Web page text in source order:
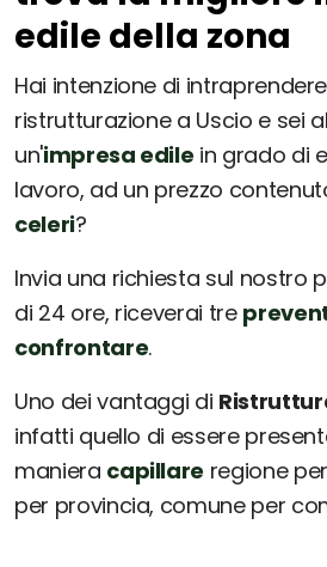
edile della zona
Hai intenzione di
ristrutturazione a Uscio e sei
un'impresa edile in grado di
lavoro, ad un prezzo
celeri?
Invia una richiesta sul nostro
di 24 ore, riceverai tre
confrontare.
Uno dei vantaggi di
infatti quello di essere
maniera capillare regione
per provincia, comune per